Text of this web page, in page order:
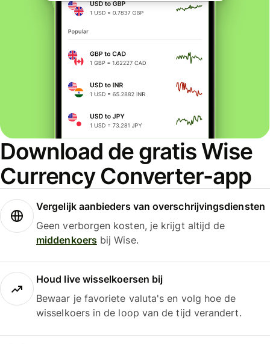
Download de gratis Wise
Currency Converter-app
Vergelijk aanbieders van overschrijvingsdiensten
Geen verborgen kosten, je krijgt altijd de
middenkoersbij Wise.
Houd live wisselkoersen bij
Bewaar je favoriete valuta's en volg hoe de
wisselkoers in de loop van de tijd verandert.